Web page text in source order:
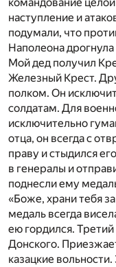
наступление и
подумали, что
Наполеона
Мой дед получил
Железный Крест.
полком. Он
солдатам. Для
исключительно
отца, он всегда с
праву и стыдился
в генералы и
поднесли ему
«Боже, храни тебя
медаль всегда
ею гордился.
Донского.
казацкие